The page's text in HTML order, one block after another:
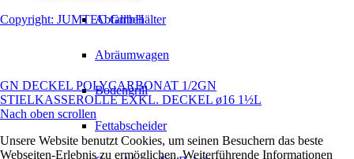
Abfallbehälter
Abräumwagen
Bodengrill
Fettabscheider
Copyright: JUMTEC GmbH
GN DECKEL POLYCARBONAT 1/2GN
STIELKASSEROLLE EXKL. DECKEL ø16 1½L
Nach oben scrollen
Unsere Website benutzt Cookies, um seinen Besuchern das beste
Webseiten-Erlebnis zu ermöglichen. Weiterführende Informationen